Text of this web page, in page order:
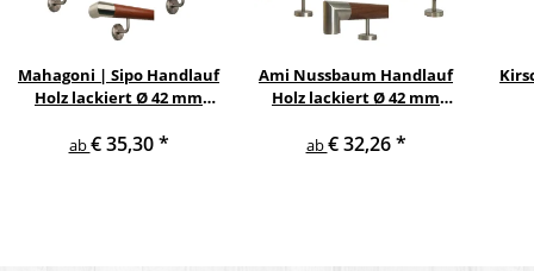
Mahagoni | Sipo Handlauf
Holz lackiert Ø 42 mm
Edelstahlhalter und
ab€ 35,30*
Ami Nussbaum Handlauf
Holz lackiert Ø 42 mm
und Enden
ab€ 32,26*